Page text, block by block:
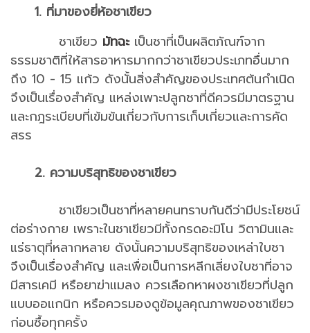
1. ที่มาของยี่ห้อชาเขียว
ชาเขียว มัทฉะเป็นชาที่เป็นผลิตภัณฑ์จาก
ธรรมชาติที่ให้สารอาหารมากกว่าชาเขียวประเภทอื่นมาก
ถึง 10 - 15 แก้ว ดังนั้นสิ่งสำคัญของประเทศต้นกำเนิด
จึงเป็นเรื่องสำคัญ แหล่งเพาะปลูกชาที่ดีควรมีมาตรฐาน
และกฎระเบียบที่เข้มข้นเกี่ยวกับการเก็บเกี่ยวและการคัด
สรร
2. ความบริสุทธิของชาเขียว
ชาเขียวเป็นชาที่หลายคนทราบกันดีว่ามีประโยชน์
ต่อร่างกาย เพราะในชาเขียวมีทั้งกรดอะมิโน วิตามินและ
แร่ธาตุที่หลากหลาย ดังนั้นความบริสุทธิของเหล่าใบชา
จึงเป็นเรื่องสำคัญ และเพื่อเป็นการหลีกเลี่ยงใบชาที่อาจ
มีสารเคมี หรือยาฆ่าแมลง ควรเลือกหาผงชาเขียวที่ปลูก
แบบออแกนิก หรือควรมองดูข้อมูลคุณภาพของชาเขียว
ก่อนซื้อทุกครั้ง